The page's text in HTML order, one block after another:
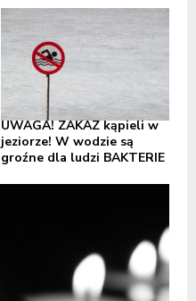
UWAGA! ZAKAZ kąpieli w
jeziorze! W wodzie są
groźne dla ludzi BAKTERIE